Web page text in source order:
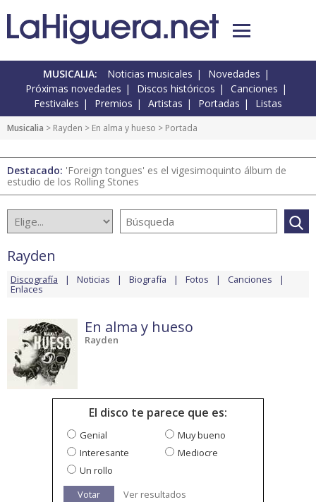
MUSICALIA: Noticias musicales
Novedades
Próximas novedades
Discos históricos
Canciones
Festivales
Premios Artistas Portadas Listas
Musicalia > Rayden > En alma y hueso > Portada
Destacado: 'Foreign tongues' es el vigesimoquinto álbum de
estudio de los Rolling Stones
Rayden
Discografía Noticias Biografía Fotos Canciones
Enlaces
En alma y hueso
Rayden
El disco te parece que es:
Genial
Muy bueno
Interesante
Mediocre
Un rollo
Votar
Ver resultados